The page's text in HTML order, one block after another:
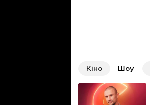
Кіно Шоу